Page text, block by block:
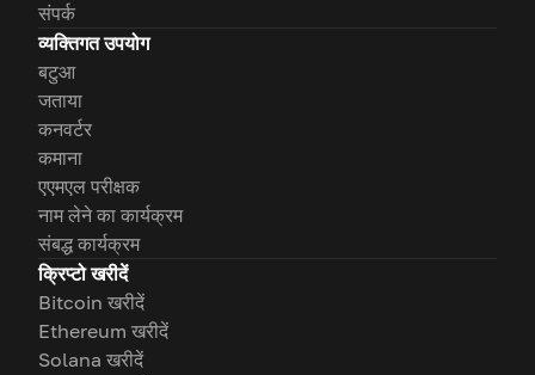
संपर्क
व्यक्तिगत उपयोग
बटुआ
जताया
कनवर्टर
कमाना
एएमएल परीक्षक
नाम लेने का कार्यक्रम
संबद्ध कार्यक्रम
क्रिप्टो खरीदें
Bitcoin खरीदें
Ethereum खरीदें
Solana खरीदें